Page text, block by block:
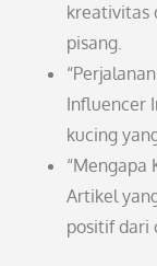
kreativitas
pisang.
Influencer
kucing
“Mengapa
Artikel
positif dari